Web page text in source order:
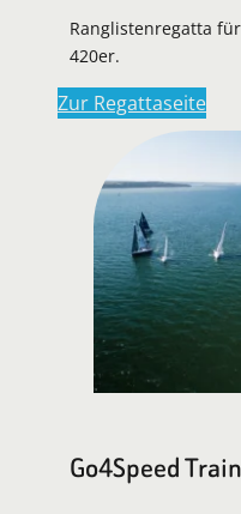
Ranglistenregatta
420er.
Zur Regattaseite
Go4Speed